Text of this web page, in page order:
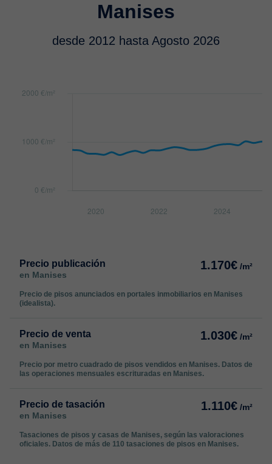
Manises
desde 2012 hasta Agosto 2026
Precio publicación
en Manises
1.170€ /m²
Precio de pisos anunciados en portales inmobiliarios en Manises
(idealista).
Precio de venta
en Manises
1.030€ /m²
Precio por metro cuadrado de pisos vendidos en Manises. Datos de
las operaciones mensuales escrituradas en Manises.
Precio de tasación
en Manises
1.110€ /m²
Tasaciones de pisos y casas de Manises, según las valoraciones
oficiales. Datos de más de 110 tasaciones de pisos en Manises.